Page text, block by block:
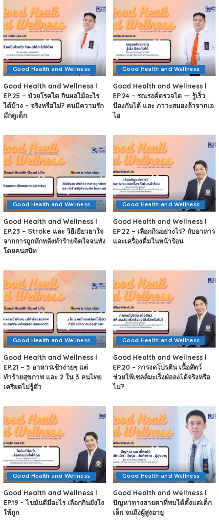
Good Health and Wellness
Good Health and Wellness l
EP.25 – ป่วยโรคไต กินผลไม้อะไร
ได้บ้าง – จริงหรือไม่? คนมีความรัก
มักดูเด็ก
Good Health and Wellness
Good Health and Wellness l
EP.24 – รณรงค์ตรวจไต — รู้เร็ว
ป้องกันได้ และ ภาวะสมองล้าจากเอ
ไอ
Good Health and Wellness
Good Health and Wellness l
EP.23 – Stroke และ วิธีเยียวยาใจ
จากการถูกหักหลังทำร้ายจิตใจจนพัง
โดยคนสนิท
Good Health and Wellness
Good Health and Wellness l
EP.22 – เลือกกินอย่างไร? กับอาหาร
และเครื่องดื่มในหน้าร้อน
Good Health and Wellness
Good Health and Wellness l
EP.21 – 5 อาหารเช้าง่ายๆ แต่
ทำร้ายสุขภาพ และ 2 ใน 3 คนไทย
เครียดไม่รู้ตัว
Good Health and Wellness
Good Health and Wellness l
EP.20 – การงดโปรตีน เนื้อสัตว์
ช่วยให้เซลล์มะเร็งฝ่อลงได้จริงหรือ
ไม่?
Good Health and Wellness
Good Health and Wellness l
EP.19 – ไขมันดีมีอะไร เลือกกินยังไง
ให้ถูก
Good Health and Wellness
Good Health and Wellness l
ปัญหาทางสายตาที่พบได้ตั้งแต่เด็ก
เล็ก จนถึงผู้สูงอายุ